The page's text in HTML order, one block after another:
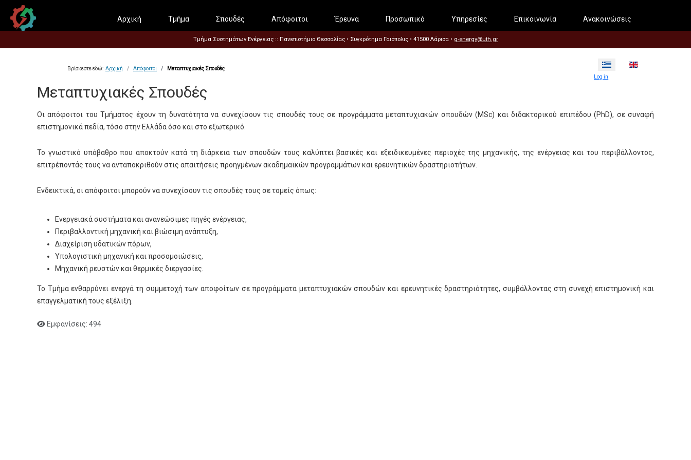
Αρχική Τμήμα Σπουδές Απόφοιτοι Έρευνα Προσωπικό Υπηρεσίες Επικοινωνία Ανακοινώσεις
Τμήμα Συστημάτων Ενέργειας :: Πανεπιστήμιο Θεσσαλίας • Συγκρότημα Γαιόπολις • 41500 Λάρισα • g-energy@uth.gr
Βρίσκεστε εδώ: Αρχική Απόφοιτοι Μεταπτυχιακές Σπουδές
Επιλέξτε τη γλώσσα σας
Log in
Μεταπτυχιακές Σπουδές
Οι απόφοιτοι του Τμήματος έχουν τη δυνατότητα να συνεχίσουν τις σπουδές τους σε προγράμματα μεταπτυχιακών σπουδών (MSc) και διδακτορικού επιπέδου (PhD), σε συναφή
επιστημονικά πεδία, τόσο στην Ελλάδα όσο και στο εξωτερικό.
Το γνωστικό υπόβαθρο που αποκτούν κατά τη διάρκεια των σπουδών τους καλύπτει βασικές και εξειδικευμένες περιοχές της μηχανικής, της ενέργειας και του περιβάλλοντος,
επιτρέποντάς τους να ανταποκριθούν στις απαιτήσεις προηγμένων ακαδημαϊκών προγραμμάτων και ερευνητικών δραστηριοτήτων.
Ενδεικτικά, οι απόφοιτοι μπορούν να συνεχίσουν τις σπουδές τους σε τομείς όπως:
Ενεργειακά συστήματα και ανανεώσιμες πηγές ενέργειας,
Περιβαλλοντική μηχανική και βιώσιμη ανάπτυξη,
Διαχείριση υδατικών πόρων,
Υπολογιστική μηχανική και προσομοιώσεις,
Μηχανική ρευστών και θερμικές διεργασίες.
Το Τμήμα ενθαρρύνει ενεργά τη συμμετοχή των αποφοίτων σε προγράμματα μεταπτυχιακών σπουδών και ερευνητικές δραστηριότητες, συμβάλλοντας στη συνεχή επιστημονική και
επαγγελματική τους εξέλιξη.
Εμφανίσεις: 494